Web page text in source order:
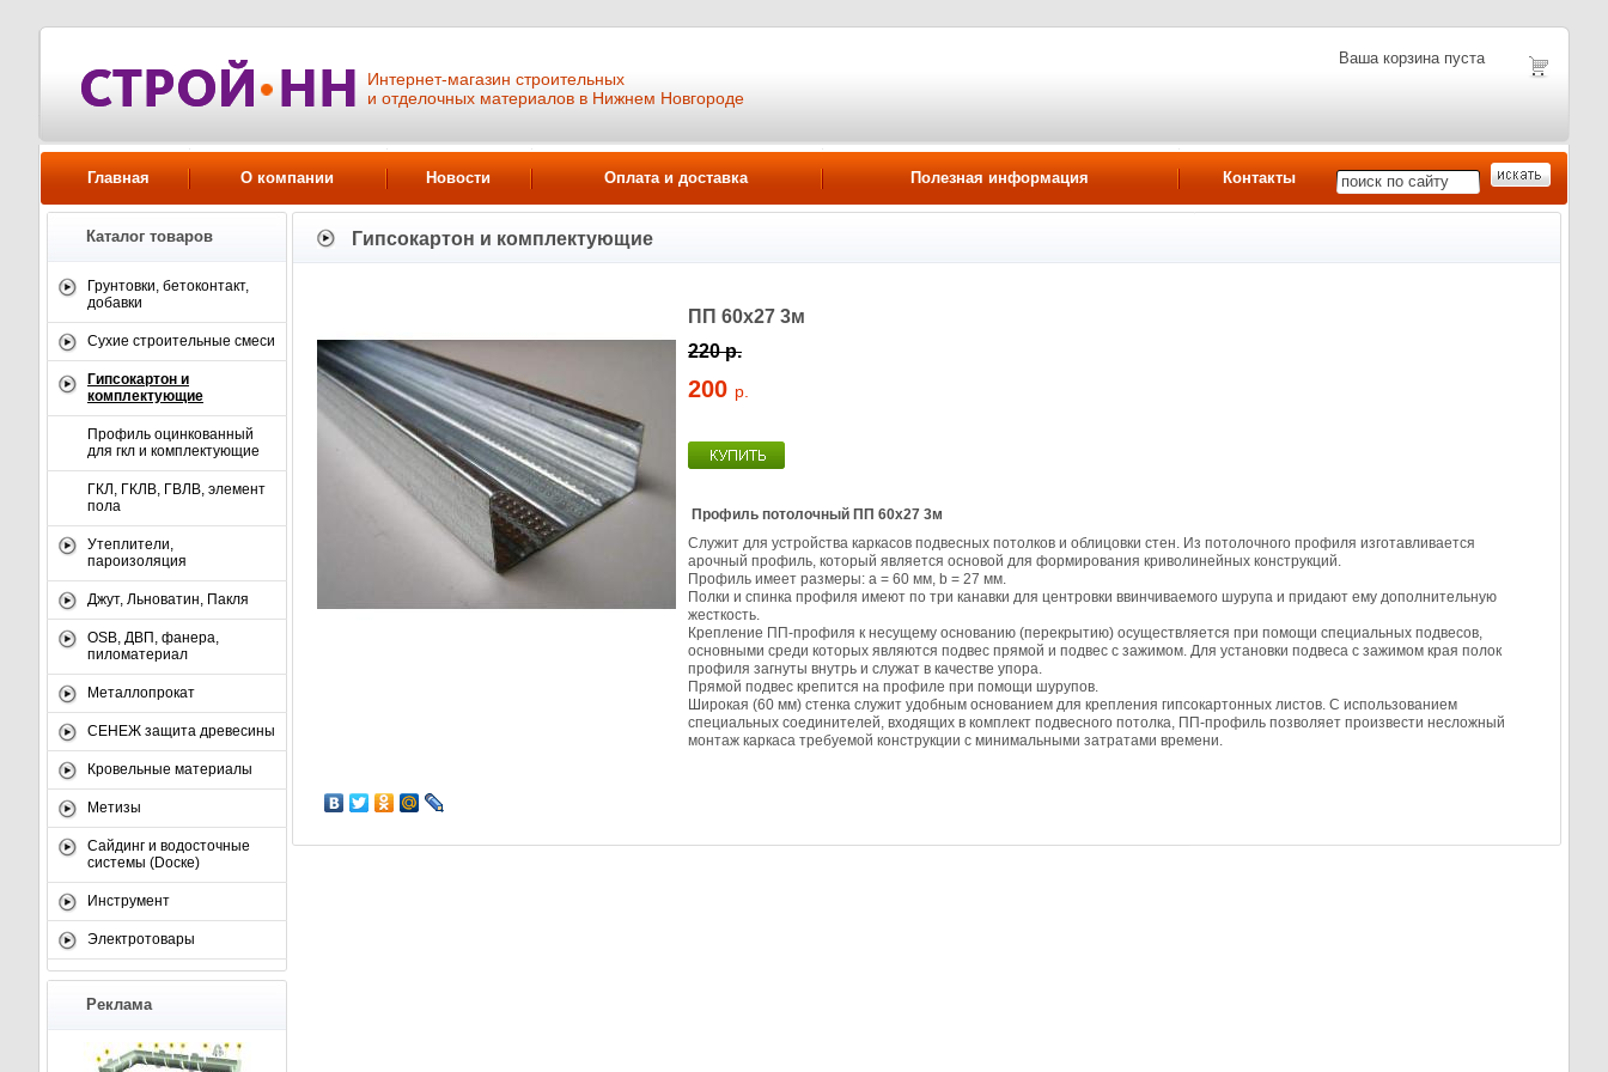
Интернет-магазин строительных
и отделочных материалов в Нижнем Новгороде
Ваша корзина пуста
Главная О компании Новости Оплата и доставка Полезная информация Контакты
Каталог товаров
Грунтовки, бетоконтакт,
добавки
Сухие строительные смеси
Гипсокартон и
комплектующие
Профиль оцинкованный
для гкл и комплектующие
ГКЛ, ГКЛВ, ГВЛВ, элемент
пола
Утеплители,
пароизоляция
Джут, Льноватин, Пакля
OSB, ДВП, фанера,
пиломатериал
Металлопрокат
СЕНЕЖ защита древесины
Кровельные материалы
Метизы
Сайдинг и водосточные
системы (Dоске)
Инструмент
Электротовары
Реклама
Гипсокартон и комплектующие
ПП 60х27 3м
220 р.
200 р.
Профиль потолочный ПП 60х27 3м
Служит для устройства каркасов подвесных потолков и облицовки стен. Из потолочного профиля изготавливается
арочный профиль, который является основой для формирования криволинейных конструкций.
Профиль имеет размеры: a = 60 мм, b = 27 мм.
Полки и спинка профиля имеют по три канавки для центровки ввинчиваемого шурупа и придают ему дополнительную
жесткость.
Крепление ПП-профиля к несущему основанию (перекрытию) осуществляется при помощи специальных подвесов,
основными среди которых являются подвес прямой и подвес с зажимом. Для установки подвеса с зажимом края полок
профиля загнуты внутрь и служат в качестве упора.
Прямой подвес крепится на профиле при помощи шурупов.
Широкая (60 мм) стенка служит удобным основанием для крепления гипсокартонных листов. С использованием
специальных соединителей, входящих в комплект подвесного потолка, ПП-профиль позволяет произвести несложный
монтаж каркаса требуемой конструкции с минимальными затратами времени.